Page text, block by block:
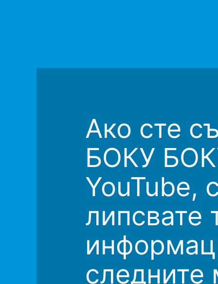
Ако сте
БОКУ
YouTube,
липсвате
следните